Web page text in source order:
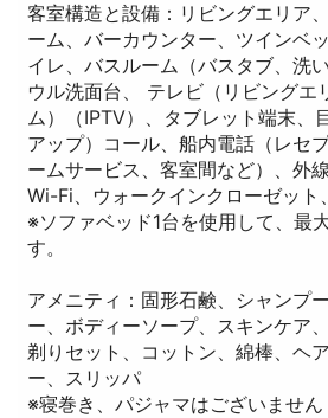
客室構造と設備：リビングエリア
ーム、バーカウンター、ツインベ
イレ、バスルーム（バスタブ、洗
ウル洗面台、 テレビ（リビングエ
ム）（IPTV）、タブレット端末、
アップ）コール、船内電話（レセ
ームサービス、客室間など）、外
Wi-Fi、ウォークインクローゼット
※ソファベッド1台を使用して、最
す。
アメニティ：固形石鹸、シャンプ
ー、ボディーソープ、スキンケア
剃りセット、コットン、綿棒、ヘ
ー、スリッパ
※寝巻き、パジャマはございません